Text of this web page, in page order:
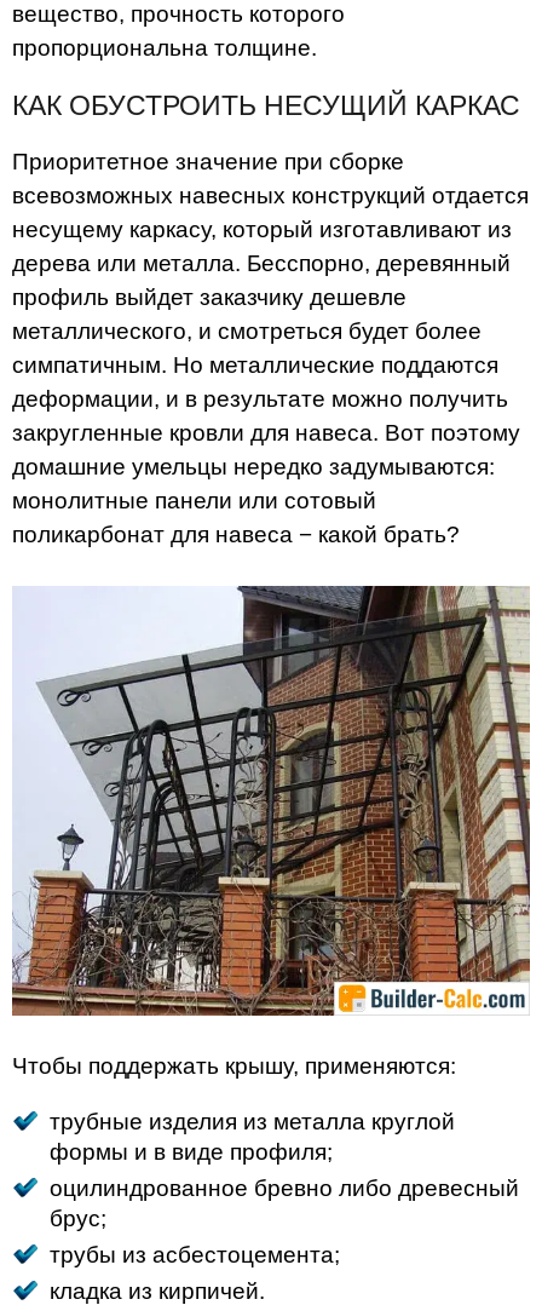
вещество, прочность которого
пропорциональна толщине.
КАК ОБУСТРОИТЬ НЕСУЩИЙ КАРКАС
Приоритетное значение при сборке
всевозможных навесных конструкций отдается
несущему каркасу, который изготавливают из
дерева или металла. Бесспорно, деревянный
профиль выйдет заказчику дешевле
металлического, и смотреться будет более
симпатичным. Но металлические поддаются
деформации, и в результате можно получить
закругленные кровли для навеса. Вот поэтому
домашние умельцы нередко задумываются:
монолитные панели или сотовый
поликарбонат для навеса − какой брать?
Чтобы поддержать крышу, применяются:
трубные изделия из металла круглой
формы и в виде профиля;
оцилиндрованное бревно либо древесный
брус;
трубы из асбестоцемента;
кладка из кирпичей.